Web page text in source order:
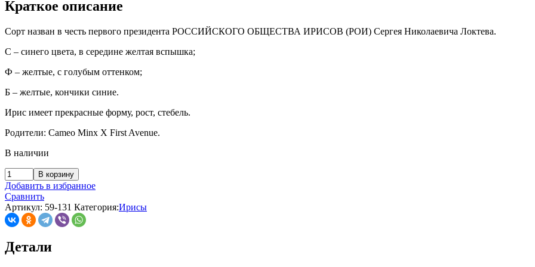
Краткое описание
Сорт назван в честь первого президента РОССИЙСКОГО ОБЩЕСТВА ИРИСОВ (РОИ) Сергея Николаевича Локтева.
С – синего цвета, в середине желтая вспышка;
Ф – желтые, с голубым оттенком;
Б – желтые, кончики синие.
Ирис имеет прекрасные форму, рост, стебель.
Родители: Cameo Minx X First Avenue.
В наличии
В корзину
Добавить в избранное
Сравнить
Артикул: 59-131 Категория:Ирисы
Детали